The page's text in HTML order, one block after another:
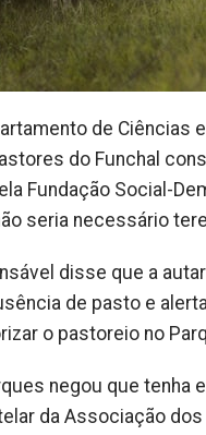
de Ciências
do Funchal
Fundação Social-
seria necessário
disse que a
de pasto e
o pastoreio no
negou que
da Associação